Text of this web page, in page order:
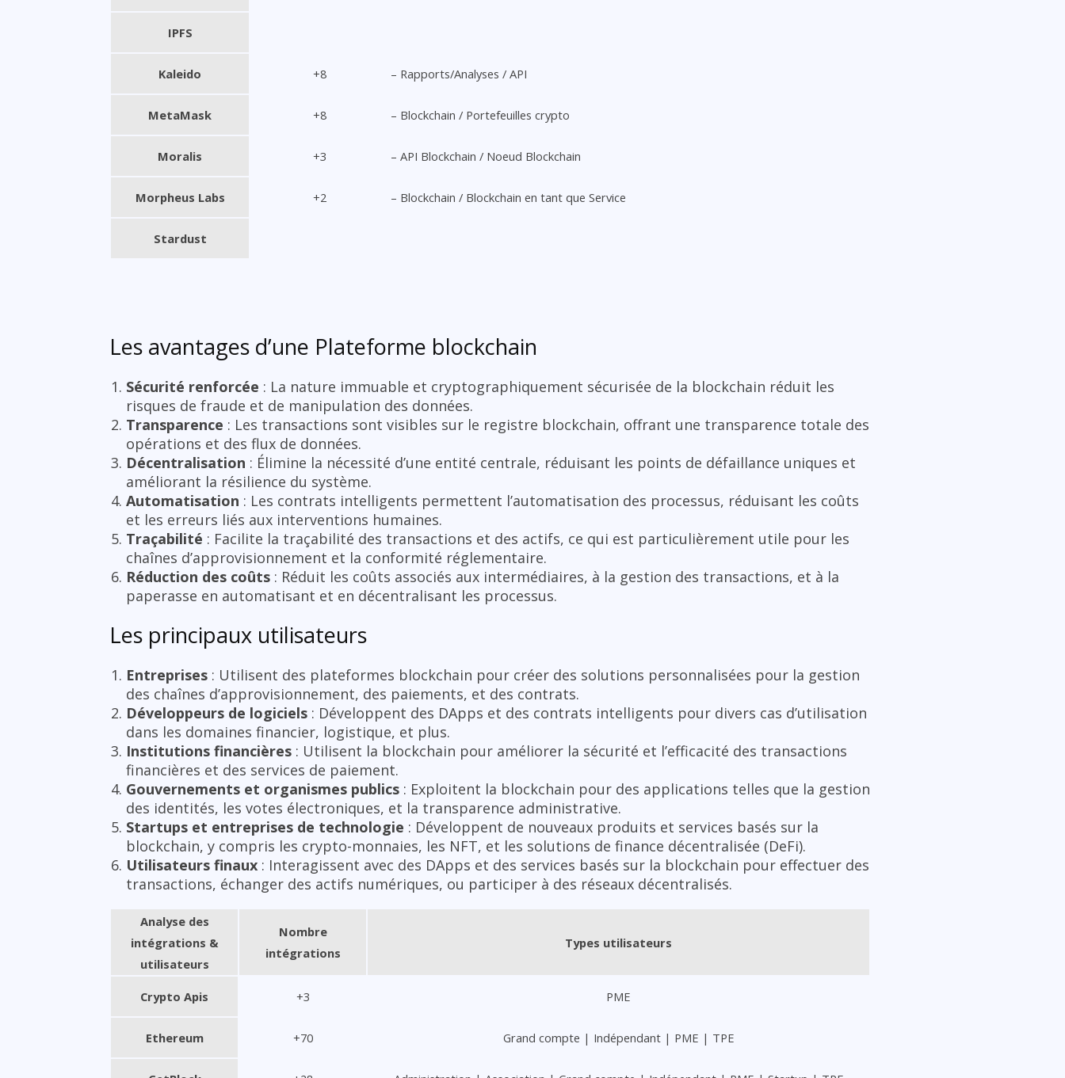
IPFS
Kaleido +8 – Rapports/Analyses / API
MetaMask +8 – Blockchain / Portefeuilles crypto
Moralis +3 – API Blockchain / Noeud Blockchain
Morpheus Labs +2 – Blockchain / Blockchain en tant que Service
Stardust
Les avantages d’une Plateforme blockchain
Sécurité renforcée : La nature immuable et cryptographiquement sécurisée de la blockchain réduit les
risques de fraude et de manipulation des données.
Transparence : Les transactions sont visibles sur le registre blockchain, offrant une transparence totale des
opérations et des flux de données.
Décentralisation : Élimine la nécessité d’une entité centrale, réduisant les points de défaillance uniques et
améliorant la résilience du système.
Automatisation : Les contrats intelligents permettent l’automatisation des processus, réduisant les coûts
et les erreurs liés aux interventions humaines.
Traçabilité : Facilite la traçabilité des transactions et des actifs, ce qui est particulièrement utile pour les
chaînes d’approvisionnement et la conformité réglementaire.
Réduction des coûts : Réduit les coûts associés aux intermédiaires, à la gestion des transactions, et à la
paperasse en automatisant et en décentralisant les processus.
Les principaux utilisateurs
Entreprises : Utilisent des plateformes blockchain pour créer des solutions personnalisées pour la gestion
des chaînes d’approvisionnement, des paiements, et des contrats.
Développeurs de logiciels : Développent des DApps et des contrats intelligents pour divers cas d’utilisation
dans les domaines financier, logistique, et plus.
Institutions financières : Utilisent la blockchain pour améliorer la sécurité et l’efficacité des transactions
financières et des services de paiement.
Gouvernements et organismes publics : Exploitent la blockchain pour des applications telles que la gestion
des identités, les votes électroniques, et la transparence administrative.
Startups et entreprises de technologie : Développent de nouveaux produits et services basés sur la
blockchain, y compris les crypto-monnaies, les NFT, et les solutions de finance décentralisée (DeFi).
Utilisateurs finaux : Interagissent avec des DApps et des services basés sur la blockchain pour effectuer des
transactions, échanger des actifs numériques, ou participer à des réseaux décentralisés.
Analyse des
intégrations &
utilisateurs
Nombre
intégrations
Types utilisateurs
Crypto Apis +3 PME
Ethereum +70 Grand compte | Indépendant | PME | TPE